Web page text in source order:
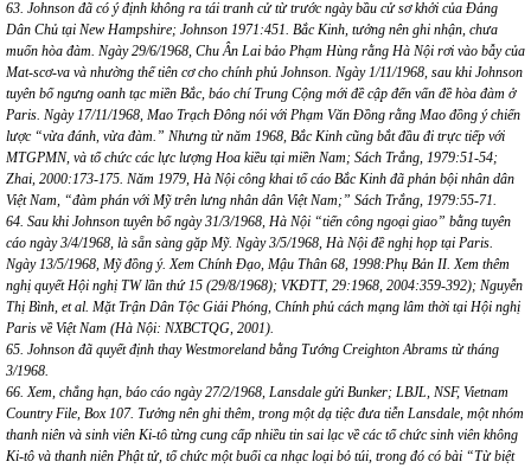
63. Johnson đã có ý định không ra tái tranh cử từ trước ngày bầu cử sơ khởi của Đảng
Dân Chủ tại New Hampshire; Johnson 1971:451. Bắc Kinh, tưởng nên ghi nhận, chưa
muốn hòa đàm. Ngày 29/6/1968, Chu Ân Lai bảo Phạm Hùng rằng Hà Nội rơi vào bẫy của
Mat-scơ-va và nhường thế tiên cơ cho chính phủ Johnson. Ngày 1/11/1968, sau khi Johnson
tuyên bố ngưng oanh tạc miền Bắc, báo chí Trung Cộng mới đề cập đến vấn đề hòa đàm ở
Paris. Ngày 17/11/1968, Mao Trạch Đông nói với Phạm Văn Đồng rằng Mao đồng ý chiến
lược “vừa đánh, vừa đàm.” Nhưng từ năm 1968, Bắc Kinh cũng bắt đầu đi trực tiếp với
MTGPMN, và tổ chức các lực lượng Hoa kiều tại miền Nam; Sách Trắng, 1979:51-54;
Zhai, 2000:173-175. Năm 1979, Hà Nội công khai tố cáo Bắc Kinh đã phản bội nhân dân
Việt Nam, “đàm phán với Mỹ trên lưng nhân dân Việt Nam;” Sách Trắng, 1979:55-71.
64. Sau khi Johnson tuyên bố ngày 31/3/1968, Hà Nội “tiến công ngoại giao” bằng tuyên
cáo ngày 3/4/1968, là sẵn sàng gặp Mỹ. Ngày 3/5/1968, Hà Nội đề nghị họp tại Paris.
Ngày 13/5/1968, Mỹ đồng ý. Xem Chính Đạo, Mậu Thân 68, 1998:Phụ Bản II. Xem thêm
nghị quyết Hội nghị TW lần thứ 15 (29/8/1968); VKĐTT, 29:1968, 2004:359-392); Nguyễn
Thị Bình, et al. Mặt Trận Dân Tộc Giải Phóng, Chính phủ cách mạng lâm thời tại Hội nghị
Paris về Việt Nam (Hà Nội: NXBCTQG, 2001).
65. Johnson đã quyết định thay Westmoreland bằng Tướng Creighton Abrams từ tháng
3/1968.
66. Xem, chẳng hạn, báo cáo ngày 27/2/1968, Lansdale gửi Bunker; LBJL, NSF, Vietnam
Country File, Box 107. Tưởng nên ghi thêm, trong một dạ tiệc đưa tiễn Lansdale, một nhóm
thanh niên và sinh viên Ki-tô từng cung cấp nhiều tin sai lạc về các tổ chức sinh viên không
Ki-tô và thanh niên Phật tử, tổ chức một buổi ca nhạc loại bỏ túi, trong đó có bài “Từ biệt